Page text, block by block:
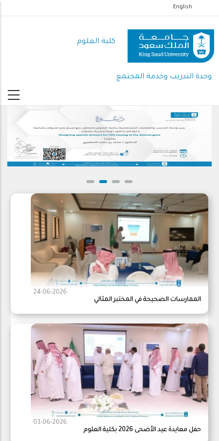
إلى
المحتوى
الرئيسي
English
كلية العلوم
وحدة التدريب وخدمة المجتمع
24-06-2026
الممارسات الصحيحة في المختبر المثالي
03-06-2026
حفل معايدة عيد الأضحى 2026 بكلية العلوم